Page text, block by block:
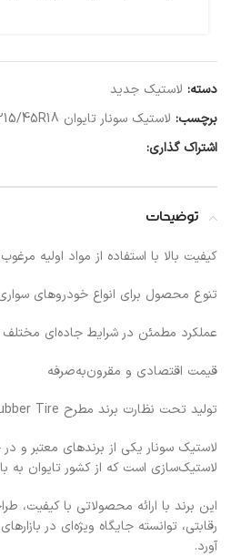
دسته: لاستیک جدید
برچسب: لاستیک سونار تایوان SX-2 215/45R18
اشتراک گذاری:
توضیحات
کیفیت بالا با استفاده از مواد اولیه
تنوع محصول برای انواع خودروهای
عملکرد مطمئن در شرایط جاده‌ای مختلف
قیمت اقتصادی و مقرون‌به‌صرفه
تولید تحت نظارت برند مطرح Nankang Rubber Tire
لاستیک سونار یکی از برندهای معتبر و
لاستیک‌سازی است که از کشور تایوان به
این برند با ارائه محصولاتی با
رقابتی، توانسته جایگاه ویژه‌ای در
آورد.